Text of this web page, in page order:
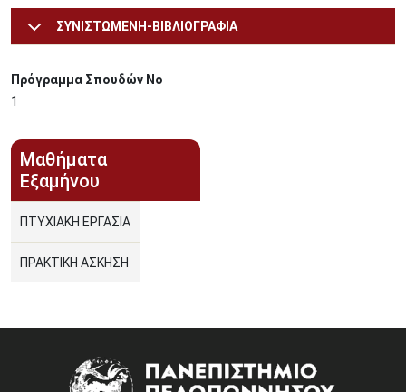
ΣΥΝΙΣΤΩΜΕΝΗ-ΒΙΒΛΙΟΓΡΑΦΙΑ
Πρόγραμμα Σπουδών Νο
1
Μαθήματα
Εξαμήνου
ΠΤΥΧΙΑΚΗ ΕΡΓΑΣΙΑ
ΠΡΑΚΤΙΚΗ ΑΣΚΗΣΗ